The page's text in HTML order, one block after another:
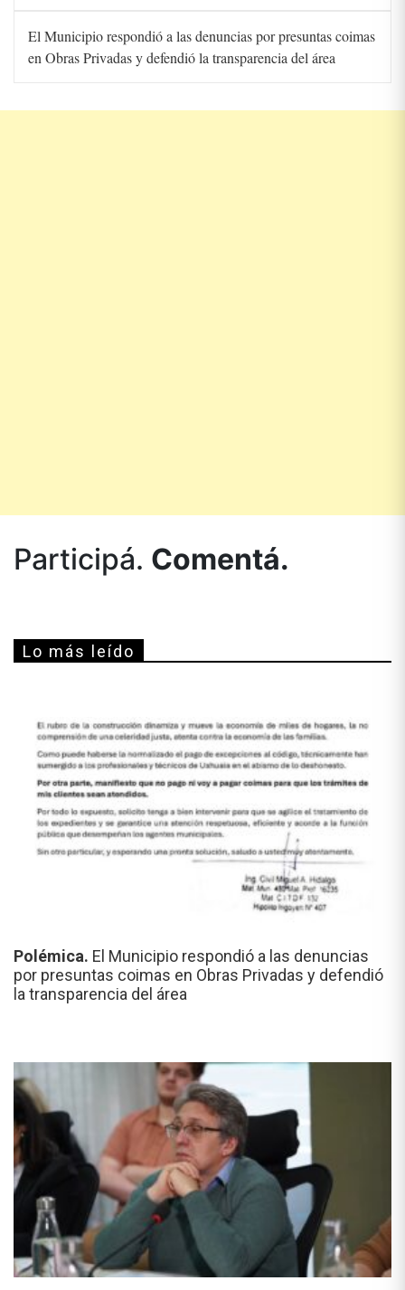
El Municipio respondió a las denuncias por presuntas coimas
en Obras Privadas y defendió la transparencia del área
Participá. Comentá.
Lo más leído
Polémica. El Municipio respondió a las denuncias
por presuntas coimas en Obras Privadas y defendió
la transparencia del área